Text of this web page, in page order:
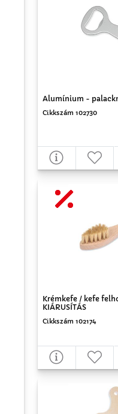
Alumínium -
Cikkszám 102730
Krémkefe / kefe
KIÁRUSÍTÁS
Cikkszám 102174